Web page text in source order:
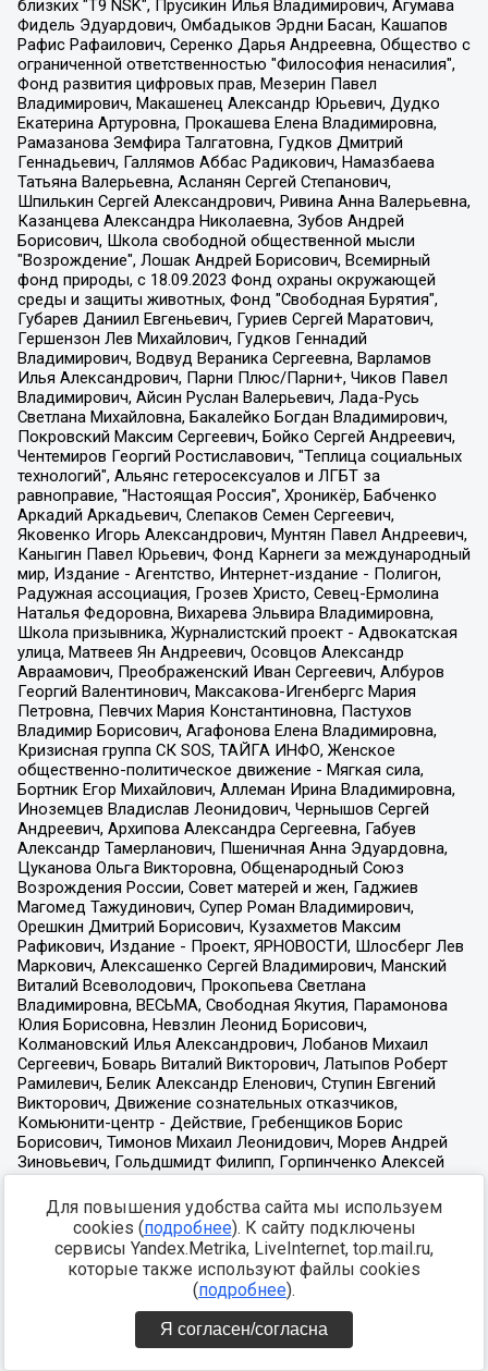
Для повышения удобства сайта мы используем
cookies (подробнее). К сайту подключены
сервисы Yandex.Metrika, LiveInternet, top.mail.ru,
которые также используют файлы cookies
(подробнее).
Я согласен/согласна